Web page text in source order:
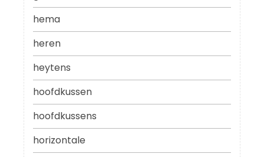
hema
heren
heytens
hoofdkussen
hoofdkussens
horizontale